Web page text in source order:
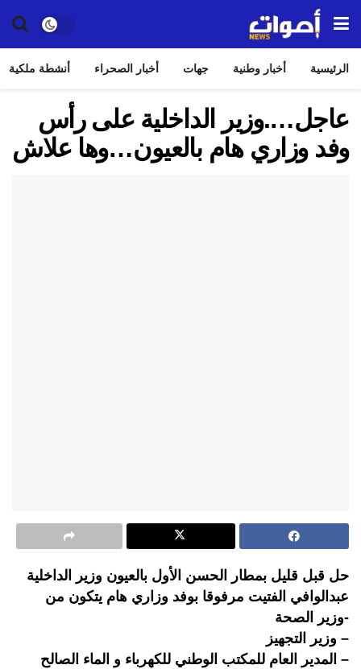
الرئيسية أخبار وطنية جهات أخبار الصحراء أنشطة ملكية
عاجل….وزير الداخلية على رأس
وفد وزاري هام بالعيون…وها علاش
حل قبل قليل بمطار الحسن الأول بالعيون وزير الداخلية
عبدالوافي الفتيت مرفوقا بوفد وزاري هام يتكون من
-وزير الصحة
– وزير التجهيز
– المدير العام للمكتب الوطني للكهرباء و الماء الصالح